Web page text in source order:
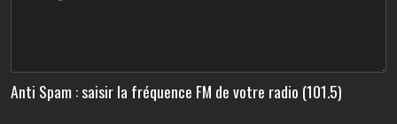
Anti Spam : saisir la fréquence FM de votre radio (101.5)